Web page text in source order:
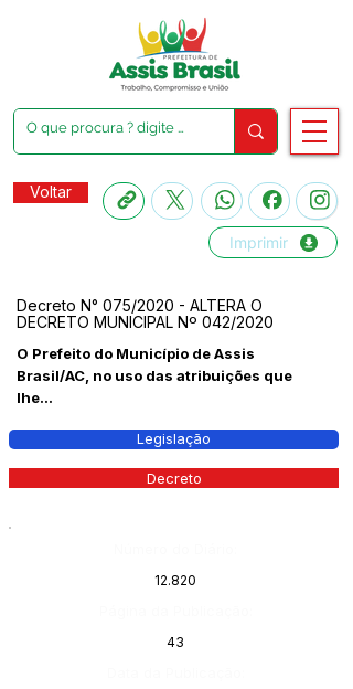
Voltar
Imprimir
Decreto N° 075/2020 - ALTERA O
DECRETO MUNICIPAL Nº 042/2020
O Prefeito do Município de Assis
Brasil/AC, no uso das atribuições que
lhe...
Legislação
Decreto
12.820
43